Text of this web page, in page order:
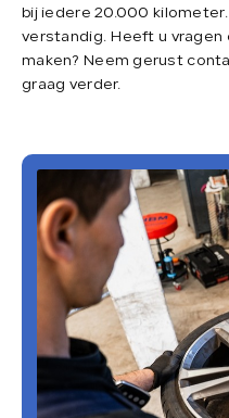
Contact
Direct contact
E-mail
Telefoon
+31 6 23892532
Adres
De Groendijck
3466 NJ
bij iedere 20.000
verstandig. Heeft u
maken? Neem gerust
graag verder.